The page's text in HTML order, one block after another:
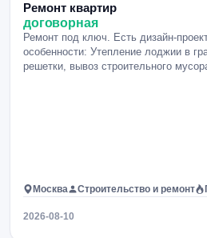
Ремонт квартир
договорная
Ремонт под ключ. Есть дизайн-
особенности: Утепление лоджии в
решетки, вывоз строительного
Москва Строительство и ремонт
2026-08-10